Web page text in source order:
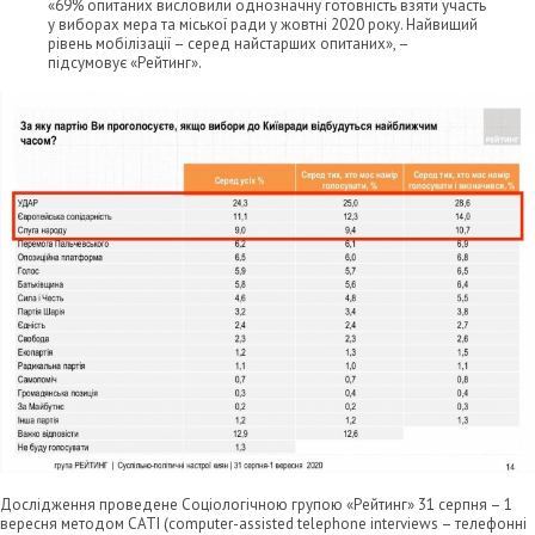
«69% опитаних висловили однозначну готовність взяти участь
у виборах мера та міської ради у жовтні 2020 року. Найвищий
рівень мобілізації – серед найстарших опитаних», –
підсумовує «Рейтинг».
Дослідження проведене Соціологічною групою «Рейтинг» 31 серпня – 1
вересня методом CATI (computer-assisted telephone interviews – телефонні